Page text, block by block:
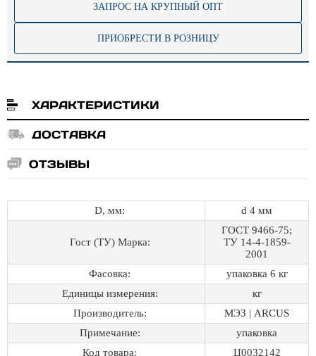
ЗАПРОС НА КРУПНЫЙ ОПТ
ПРИОБРЕСТИ В РОЗНИЦУ
ХАРАКТЕРИСТИКИ
ДОСТАВКА
ОТЗЫВЫ
D, мм: d 4 мм
Гост (ТУ) Марка:
ГОСТ 9466-75;
ТУ 14-4-1859-
2001
Фасовка:
упаковка 6 кг
Единицы измерения:
кг
Производитель:
МЭЗ | ARCUS
Примечание:
упаковка
Код товара:
Ц0032142